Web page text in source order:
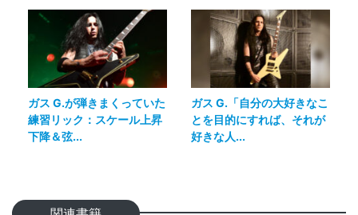
ガス G.が弾きまくっていた
練習リック：スケール上昇
下降＆弦...
ガス G.「自分の大好きなこ
とを目的にすれば、それが
好きな人...